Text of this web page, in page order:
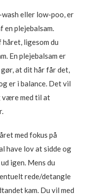
eller low-poo, er
plejebalsam.
ligesom du
En plejebalsam er
at dit hår får det,
er i balance. Det vil
være med til at
med fokus på
have lov at sidde og
igen. Mens du
rede/detangle
kam. Du vil med